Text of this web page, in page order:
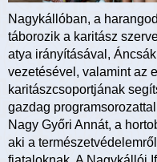
Nagykállóban, a
táborozik a karitász
atya irányításával,
vezetésével, valamint az
karitászcsoportjának
gazdag
Nagy Győri Annát, a
aki a